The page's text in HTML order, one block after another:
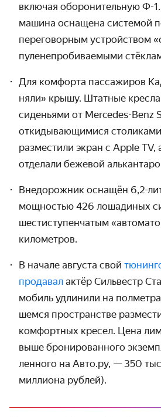
включая оборони­тельную Ф-1.
машина оснащена системой
переговорным устрой­ством
пуле­непроби­ваемыми
Для комфорта пассажиров
няли» крышу. Штатные
сиденьями от Mercedes-Benz
откиды­вающимися
разместили экран с Apple TV,
отделали бежевой
Внедорожник оснащён 6,2-
мощностью 426 лошадиных
шестиступен­чатым
километров.
В начале августа свой
продавал актёр Сильвестр
мобиль удлинили на
шемся простран­стве
комфортных кресел. Цена
выше брониро­ванного
ленного на Авто.ру, — 350
миллиона рублей).